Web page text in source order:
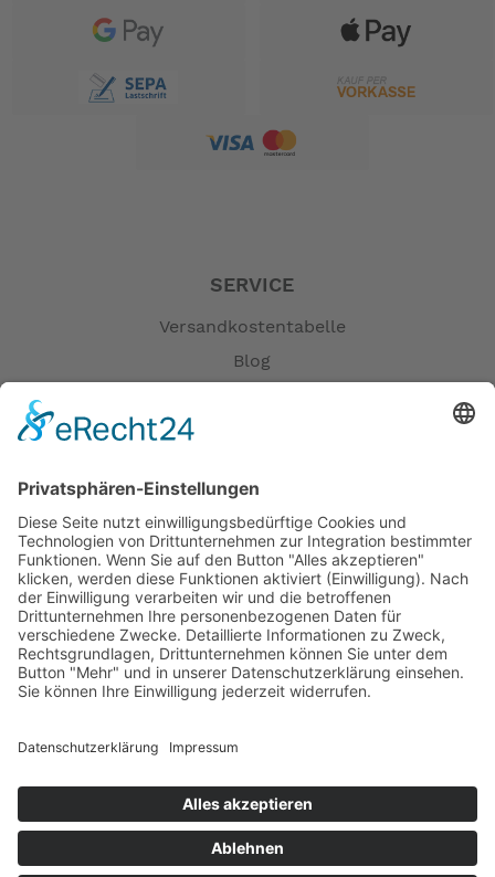
SERVICE
Versandkostentabelle
Blog
Öffnungszeiten
Versandpartner
Verfügbarkeiten
Zahlung und Versand
Datenschutz
Fernabsatz
Widerrufsrecht MS
Kontakt
Garantiefall